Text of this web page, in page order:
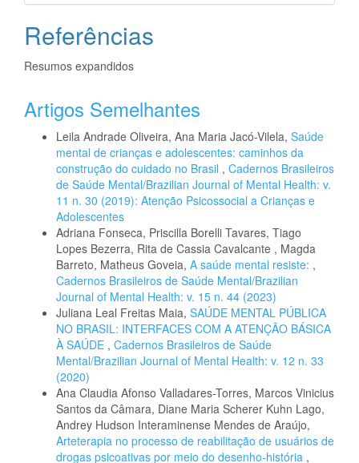
Referências
Resumos expandidos
Artigos Semelhantes
Leila Andrade Oliveira, Ana Maria Jacó-Vilela, Saúde
mental de crianças e adolescentes: caminhos da
construção do cuidado no Brasil , Cadernos Brasileiros
de Saúde Mental/Brazilian Journal of Mental Health: v.
11 n. 30 (2019): Atenção Psicossocial a Crianças e
Adolescentes
Adriana Fonseca, Priscilla Borelli Tavares, Tiago
Lopes Bezerra, Rita de Cassia Cavalcante , Magda
Barreto, Matheus Goveia, A saúde mental resiste: ,
Cadernos Brasileiros de Saúde Mental/Brazilian
Journal of Mental Health: v. 15 n. 44 (2023)
Juliana Leal Freitas Maia, SAÚDE MENTAL PÚBLICA
NO BRASIL: INTERFACES COM A ATENÇÃO BÁSICA
À SAÚDE , Cadernos Brasileiros de Saúde
Mental/Brazilian Journal of Mental Health: v. 12 n. 33
(2020)
Ana Claudia Afonso Valladares-Torres, Marcos Vinicius
Santos da Câmara, Diane Maria Scherer Kuhn Lago,
Andrey Hudson Interaminense Mendes de Araújo,
Arteterapia no processo de reabilitação de usuários de
drogas psicoativas por meio do desenho-história ,